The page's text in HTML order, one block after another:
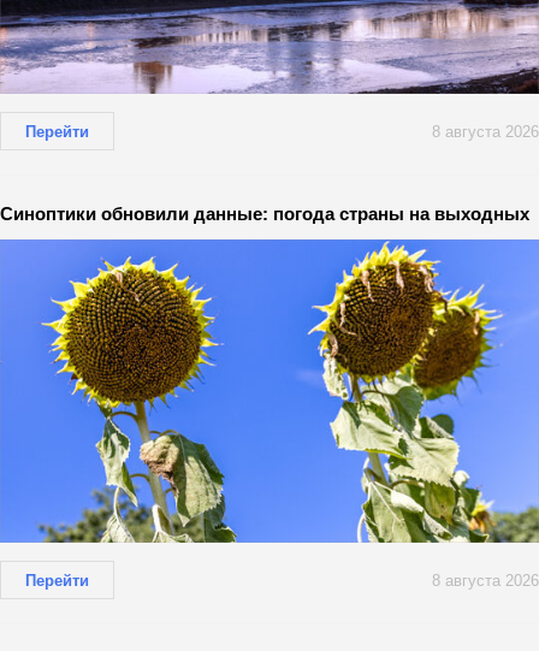
Перейти 8 августа 2026
Синоптики обновили данные: погода страны на выходных
Перейти 8 августа 2026